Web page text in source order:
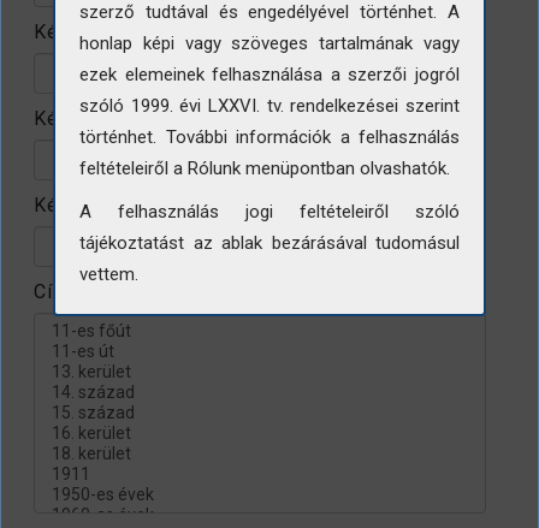
Készítő
Készítés helye
Készítés évtizede
Címke
szerző tudtával és engedélyével történhet. A
honlap képi vagy szöveges tartalmának vagy
ezek elemeinek felhasználása a szerzői jogról
szóló 1999. évi LXXVI. tv. rendelkezései szerint
történhet. További információk a felhasználás
feltételeiről a Rólunk menüpontban olvashatók.
A felhasználás jogi feltételeiről szóló
tájékoztatást az ablak bezárásával tudomásul
vettem.